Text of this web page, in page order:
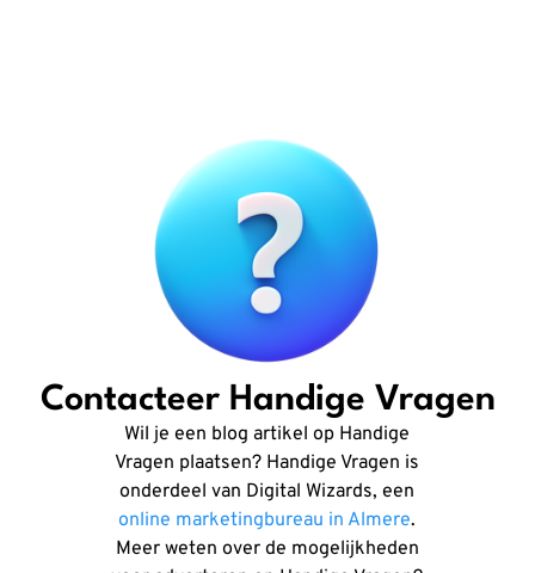
Contacteer Handige Vragen
Wil je een blog artikel op Handige
Vragen plaatsen? Handige Vragen is
onderdeel van Digital Wizards, een
online marketingbureau in Almere.
Meer weten over de mogelijkheden